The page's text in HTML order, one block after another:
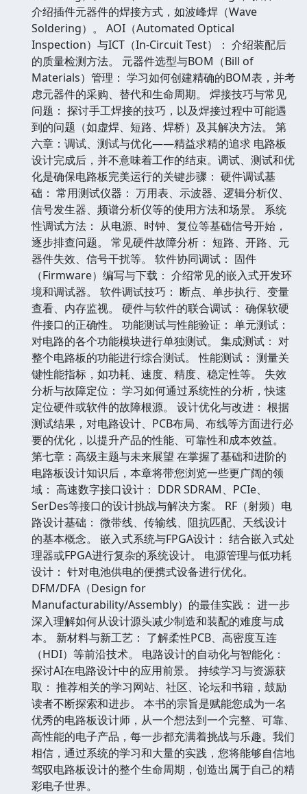
介绍插件元器件的焊接方式，如波峰焊（Wave
Soldering）。 AOI（Automated Optical
Inspection）与ICT（In-Circuit Test）： 介绍装配后
的质量检测方法。 元器件选型与BOM（Bill of
Materials）管理： 学习如何创建精确的BOM表，并考
虑元器件的采购、替代和生命周期。 焊接技巧与常见
问题： 探讨手工焊接的技巧，以及焊接过程中可能遇
到的问题（如虚焊、短路、焊桥）及其解决方法。 第
六章：调试、测试与优化——精益求精的追求 电路板
设计完成后，并不意味着工作的结束。调试、测试和优
化是确保电路板完美运行的关键步骤： 硬件调试基
础： 常用测试仪器： 万用表、示波器、逻辑分析仪、
信号发生器、频谱分析仪等的使用方法和场景。 系统
性调试方法： 从电源、时钟、复位等基础信号开始，
逐步排查问题。 常见硬件故障分析： 短路、开路、元
器件失效、信号干扰等。 软件协同调试： 固件
（Firmware）编写与下载： 介绍常见的嵌入式开发环
境和调试器。 软件调试技巧： 断点、单步执行、变量
查看、内存监视。 硬件与软件的联合调试： 确保软硬
件接口的正确性。 功能测试与性能验证： 单元测试：
对电路的各个功能模块进行单独测试。 集成测试： 对
整个电路板的功能进行综合测试。 性能测试： 测量关
键性能指标，如功耗、速度、精度、稳定性等。 失效
分析与故障定位： 学习如何通过系统性的分析，快速
定位硬件或软件的故障根源。 设计优化与改进： 根据
测试结果，对电路设计、PCB布局、布线等方面进行必
要的优化，以提升产品的性能、可靠性和成本效益。
第七章：高级主题与未来展望 在掌握了基础和进阶的
电路板设计知识后，本章将带您浏览一些更广阔的领
域： 高速数字接口设计： DDR SDRAM、PCIe、
SerDes等接口的设计挑战与解决方案。 RF（射频）电
路设计基础： 微带线、传输线、阻抗匹配、天线设计
的基本概念。 嵌入式系统与FPGA设计： 结合嵌入式处
理器或FPGA进行复杂的系统设计。 电源管理与低功耗
设计： 针对电池供电的便携式设备进行优化。
DFM/DFA（Design for
Manufacturability/Assembly）的最佳实践： 进一步
深入理解如何从设计源头减少制造和装配的难度与成
本。 新材料与新工艺： 了解柔性PCB、高密度互连
（HDI）等前沿技术。 电路设计的自动化与智能化：
探讨AI在电路设计中的应用前景。 持续学习与资源获
取： 推荐相关的学习网站、社区、论坛和书籍，鼓励
读者不断探索和进步。 本书的宗旨是赋能您成为一名
优秀的电路板设计师，从一个想法到一个完整、可靠、
高性能的电子产品，每一步都充满着挑战与乐趣。我们
相信，通过系统的学习和大量的实践，您将能够自信地
驾驭电路板设计的整个生命周期，创造出属于自己的精
彩电子世界。